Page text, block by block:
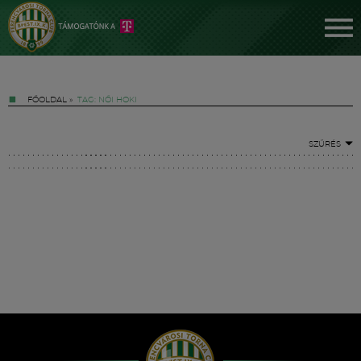
FŐOLDAL » TAG: NŐI HOKI
SZŰRÉS
Hírek